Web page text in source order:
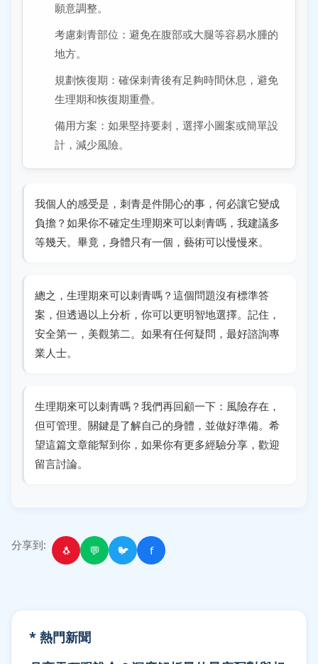
願意調整。
考慮刺青部位：避免在腹部或大腿等容易水腫的
地方。
規劃恢復期：確保刺青後有足夠時間休息，避免
生理期和恢復期重疊。
備用方案：如果堅持要刺，選擇小圖案或簡單設
計，減少風險。
我個人的感受是，刺青是件開心的事，何必讓它變成
負擔？如果你不確定生理期來可以刺青嗎，我建議多
等幾天。畢竟，身體只有一個，藝術可以慢慢來。
總之，生理期來可以刺青嗎？這個問題沒有標準答
案，但透過以上分析，你可以更明智地選擇。記住，
安全第一，美觀第二。如果有任何疑問，最好諮詢專
業人士。
生理期來可以刺青嗎？我們再回顧一下：風險存在，
但可管理。關鍵是了解自己的身體，並做好準備。希
望這篇文章能幫到你，如果你有更多經驗分享，歡迎
留言討論。
分享到: 🐧 💬 🐦 f
* 熱門新聞